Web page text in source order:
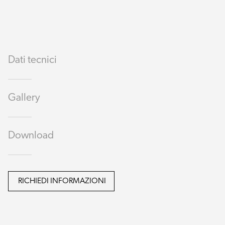
Dati tecnici
Gallery
Download
RICHIEDI INFORMAZIONI